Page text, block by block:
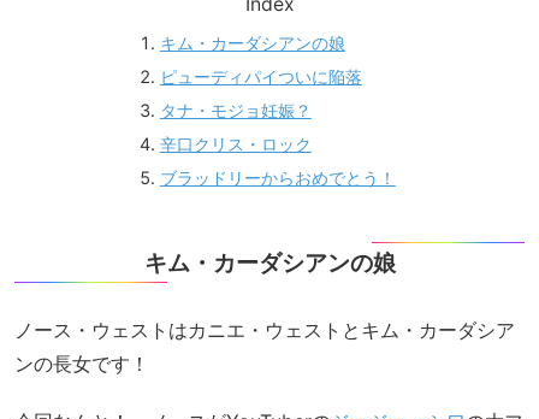
Index
キム・カーダシアンの娘
ピューディパイついに陥落
タナ・モジョ妊娠？
辛口クリス・ロック
ブラッドリーからおめでとう！
キム・カーダシアンの娘
ノース・ウェストはカニエ・ウェストとキム・カーダシア
ンの長女です！